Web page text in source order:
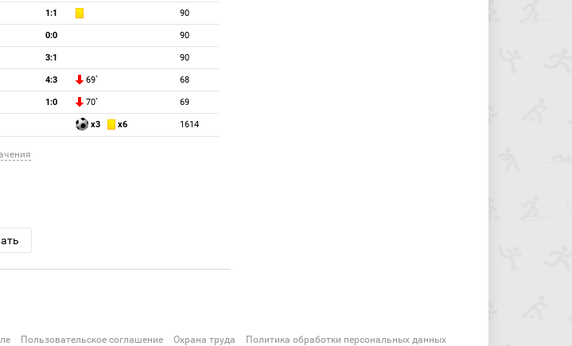
1:1 90
0:0 90
3:1 90
4:3 69` 68
1:0 70` 69
x3 x6 1614
Пользовательское соглашение Охрана труда Политика обработки персональных данных